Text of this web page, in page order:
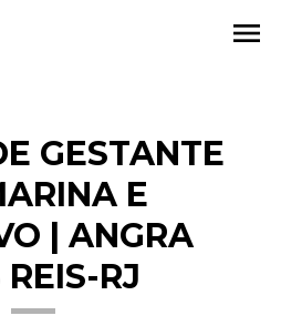
menu
GESTANTE
E
| ANGRA
REIS-RJ